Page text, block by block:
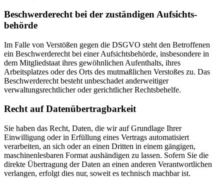
Beschwerde­recht bei der zuständigen Aufsichts­
behörde
Im Falle von Verstößen gegen die DSGVO steht den Betroffenen
ein Beschwerderecht bei einer Aufsichtsbehörde, insbesondere in
dem Mitgliedstaat ihres gewöhnlichen Aufenthalts, ihres
Arbeitsplatzes oder des Orts des mutmaßlichen Verstoßes zu. Das
Beschwerderecht besteht unbeschadet anderweitiger
verwaltungsrechtlicher oder gerichtlicher Rechtsbehelfe.
Recht auf Daten­übertrag­barkeit
Sie haben das Recht, Daten, die wir auf Grundlage Ihrer
Einwilligung oder in Erfüllung eines Vertrags automatisiert
verarbeiten, an sich oder an einen Dritten in einem gängigen,
maschinenlesbaren Format aushändigen zu lassen. Sofern Sie die
direkte Übertragung der Daten an einen anderen Verantwortlichen
verlangen, erfolgt dies nur, soweit es technisch machbar ist.